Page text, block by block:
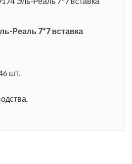
Реаль 7*7 вставка
шт.